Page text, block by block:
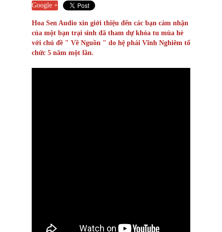
Google +
Hoa Sen Audio xin giới thiệu đến các bạn cảm nhận
của một bạn trại sinh đã tham dự khóa tu mùa hè
với chủ đề " Về Nguồn " do hệ phái Vĩnh Nghiêm tổ
chức 5 năm một lần.